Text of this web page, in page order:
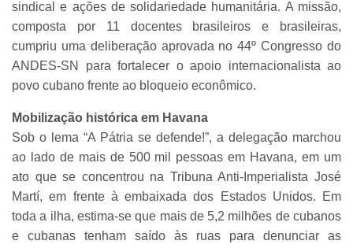
sindical e ações de solidariedade humanitária. A missão,
composta por 11 docentes brasileiros e brasileiras,
cumpriu uma deliberação aprovada no 44º Congresso do
ANDES-SN para fortalecer o apoio internacionalista ao
povo cubano frente ao bloqueio econômico.
Mobilização histórica em Havana
Sob o lema “A Pátria se defende!”, a delegação marchou
ao lado de mais de 500 mil pessoas em Havana, em um
ato que se concentrou na Tribuna Anti-Imperialista José
Martí, em frente à embaixada dos Estados Unidos. Em
toda a ilha, estima-se que mais de 5,2 milhões de cubanos
e cubanas tenham saído às ruas para denunciar as